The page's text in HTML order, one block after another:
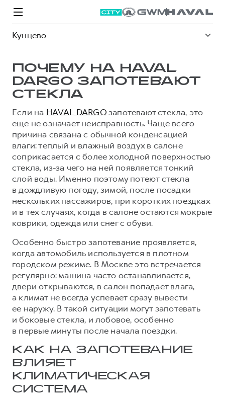
Кунцево
Модели
M6
от 2 049 000 ₽
JOLION
от 2 049 000 ₽
DARGO
от 3 199 000 ₽
DARGO X
от 3 499 000 ₽
F7 F7X
Покупателям
ВЫБОР И ПОКУПКА
Автомобили в наличии
Конфигуратор HAVAL
Аксессуары HAVAL
Каталоги и прайс-листы
Программа «HAVAL Защита+»
Тест-драйв
Трейд-ин
КРЕДИТ И СТРАХОВАНИЕ
Кредитный калькулятор
Страхование
Кредит
Для малого бизнеса
Владельцам
СЕРВИС
Все о сервисе
Запись на сервис
Моторное масло
Стоимость ТО
СЕРВИСНОЕ ОБСЛУЖИВАНИЕ
Нулевое ТО
Программа «Помощь на дороге»
Регламенты технического обслуживания
Электронный ПТС
ПОДДЕРЖКА
GWM Безопасность
Гарантия HAVAL
Мобильное приложение GWM
Спецпредложения
СПЕЦПРЕДЛОЖЕНИЯ
Покупателям
Владельцам
О дилере
БРЕНД HAVAL
О бренде
Новости
О GWM
ИНФОРМАЦИЯ О ДИЛЕРЕ
О дилере
Наша команда
Контакты
ПОЧЕМУ НА HAVAL
DARGO ЗАПОТЕВАЮТ
СТЕКЛА
Если на HAVAL DARGOзапотевают стекла, это
еще не означает неисправность. Чаще всего
причина связана с обычной конденсацией
влаги: теплый и влажный воздух в салоне
соприкасается с более холодной поверхностью
стекла, из-за чего на ней появляется тонкий
слой воды. Именно поэтому потеют стекла
в дождливую погоду, зимой, после посадки
нескольких пассажиров, при коротких поездках
и в тех случаях, когда в салоне остаются мокрые
коврики, одежда или снег с обуви.
Особенно быстро запотевание проявляется,
когда автомобиль используется в плотном
городском режиме. В Москве это встречается
регулярно: машина часто останавливается,
двери открываются, в салон попадает влага,
а климат не всегда успевает сразу вывести
ее наружу. В такой ситуации могут запотевать
и боковые стекла, и лобовое, особенно
в первые минуты после начала поездки.
КАК НА ЗАПОТЕВАНИЕ
ВЛИЯЕТ
КЛИМАТИЧЕСКАЯ
СИСТЕМА